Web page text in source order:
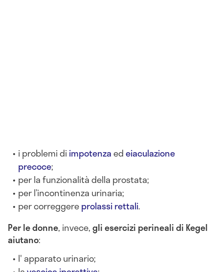
i problemi di impotenzaedeiaculazione
precoce;
per la funzionalità della prostata;
per l’incontinenza urinaria;
per correggereprolassi rettali.
Per le donne, invece,gli esercizi perineali di Kegel
aiutano:
l' apparato urinario;